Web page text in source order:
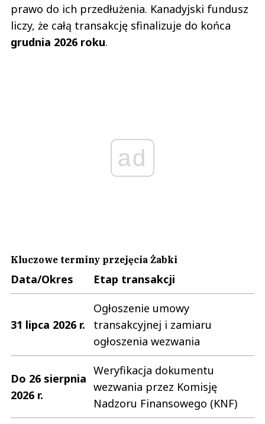
prawo do ich przedłużenia. Kanadyjski fundusz
liczy, że całą transakcję sfinalizuje do końca
grudnia 2026 roku.
ad
Kluczowe terminy przejęcia Żabki
Data/Okres Etap transakcji
31 lipca 2026 r.
Ogłoszenie umowy
transakcyjnej i zamiaru
ogłoszenia wezwania
Do 26 sierpnia
2026 r.
Weryfikacja dokumentu
wezwania przez Komisję
Nadzoru Finansowego (KNF)